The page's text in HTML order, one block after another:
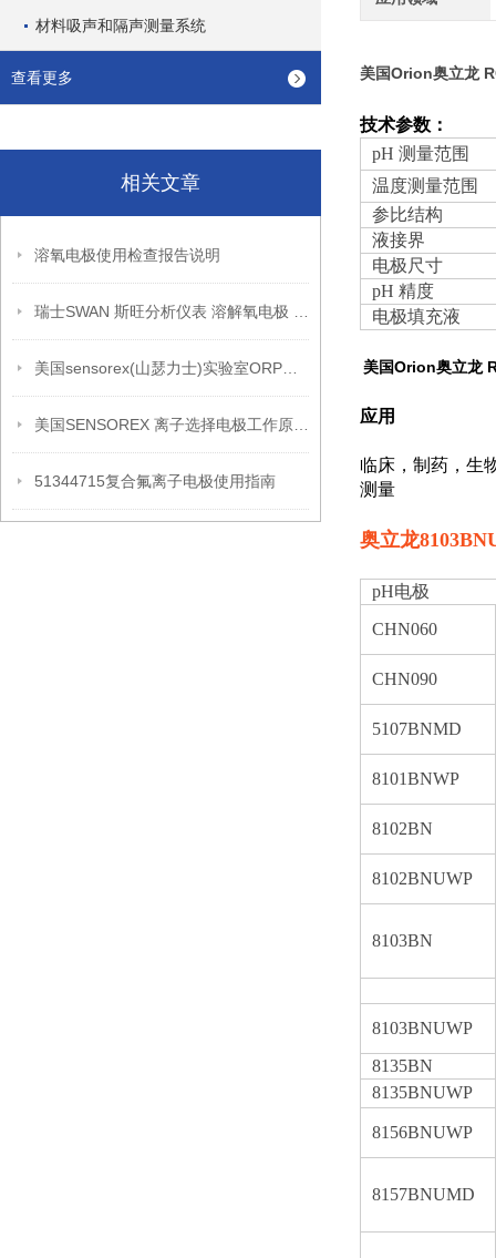
材料吸声和隔声测量系统
查看更多
相关文章
溶氧电极使用检查报告说明
51344715复合氟离子电极使用指南
美国Orion奥立龙
技术参数：
pH 测量范围
温度测量范围
参比结构
液接界
电极尺寸
pH 精度
电极填充液
美国Orion奥立龙
应用
临床，制药，生
测量
奥立龙
pH电极
CHN060
CHN090
5107BNMD
8101BNWP
8102BN
8102BNUWP
8103BN
8103BNUWP
8135BN
8135BNUWP
8156BNUWP
8157BNUMD